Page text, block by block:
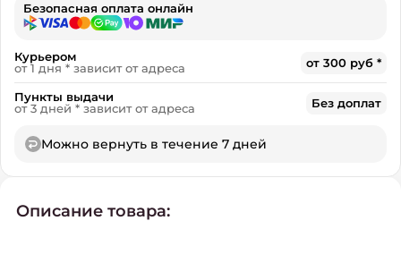
Безопасная оплата онлайн
Курьером
от 1 дня * зависит от адреса
от 300 руб *
Пункты выдачи
от 3 дней * зависит от адреса
Без доплат
Можно вернуть в течение 7 дней
Описание товара: